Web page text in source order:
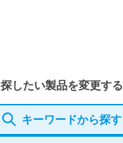
探したい製品を変更する
キーワードから探す